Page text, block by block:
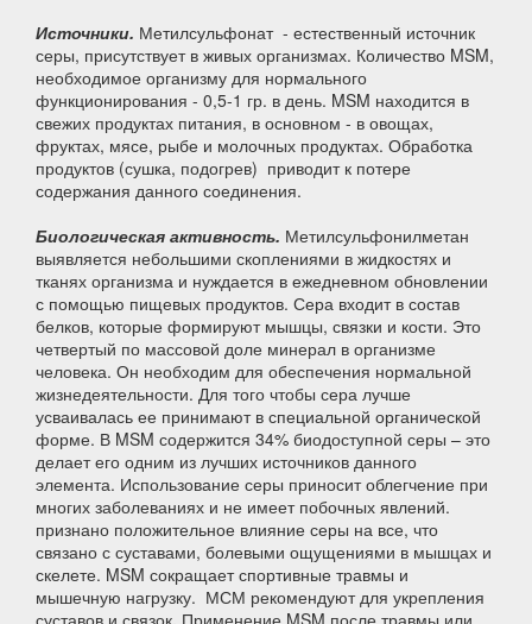
Источники. Метилсульфонат - естественный источник
серы, присутствует в живых организмах. Количество MSM,
необходимое организму для нормального
функционирования - 0,5-1 гр. в день. MSM находится в
свежих продуктах питания, в основном - в овощах,
фруктах, мясе, рыбе и молочных продуктах. Обработка
продуктов (сушка, подогрев) приводит к потере
содержания данного соединения.
Биологическая активность. Метилсульфонилметан
выявляется небольшими скоплениями в жидкостях и
тканях организма и нуждается в ежедневном обновлении
с помощью пищевых продуктов. Сера входит в состав
белков, которые формируют мышцы, связки и кости. Это
четвертый по массовой доле минерал в организме
человека. Он необходим для обеспечения нормальной
жизнедеятельности. Для того чтобы сера лучше
усваивалась ее принимают в специальной органической
форме. В MSM содержится 34% биодоступной серы – это
делает его одним из лучших источников данного
элемента. Использование серы приносит облегчение при
многих заболеваниях и не имеет побочных явлений.
признано положительное влияние серы на все, что
связано с суставами, болевыми ощущениями в мышцах и
скелете. MSM сокращает спортивные травмы и
мышечную нагрузку. МСМ рекомендуют для укрепления
суставов и связок. Применение MSM после травмы или